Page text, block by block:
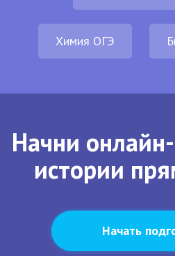
Химия ОГЭ
Начни
истории
Начать